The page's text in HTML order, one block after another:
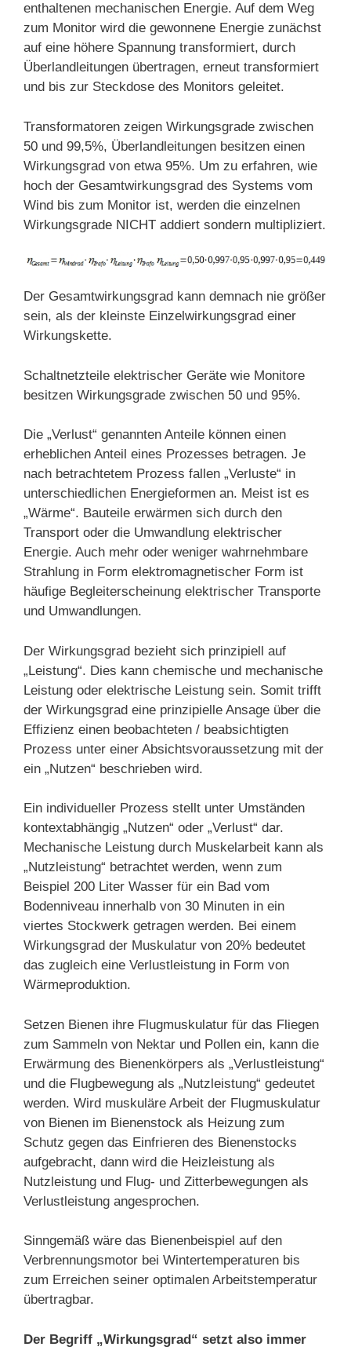
enthaltenen mechanischen Energie. Auf dem Weg
zum Monitor wird die gewonnene Energie zunächst
auf eine höhere Spannung transformiert, durch
Überlandleitungen übertragen, erneut transformiert
und bis zur Steckdose des Monitors geleitet.
Transformatoren zeigen Wirkungsgrade zwischen
50 und 99,5%, Überlandleitungen besitzen einen
Wirkungsgrad von etwa 95%. Um zu erfahren, wie
hoch der Gesamtwirkungsgrad des Systems vom
Wind bis zum Monitor ist, werden die einzelnen
Wirkungsgrade NICHT addiert sondern multipliziert.
Der Gesamtwirkungsgrad kann demnach nie größer
sein, als der kleinste Einzelwirkungsgrad einer
Wirkungskette.
Schaltnetzteile elektrischer Geräte wie Monitore
besitzen Wirkungsgrade zwischen 50 und 95%.
Die „Verlust“ genannten Anteile können einen
erheblichen Anteil eines Prozesses betragen. Je
nach betrachtetem Prozess fallen „Verluste“ in
unterschiedlichen Energieformen an. Meist ist es
„Wärme“. Bauteile erwärmen sich durch den
Transport oder die Umwandlung elektrischer
Energie. Auch mehr oder weniger wahrnehmbare
Strahlung in Form elektromagnetischer Form ist
häufige Begleiterscheinung elektrischer Transporte
und Umwandlungen.
Der Wirkungsgrad bezieht sich prinzipiell auf
„Leistung“. Dies kann chemische und mechanische
Leistung oder elektrische Leistung sein. Somit trifft
der Wirkungsgrad eine prinzipielle Ansage über die
Effizienz einen beobachteten / beabsichtigten
Prozess unter einer Absichtsvoraussetzung mit der
ein „Nutzen“ beschrieben wird.
Ein individueller Prozess stellt unter Umständen
kontextabhängig „Nutzen“ oder „Verlust“ dar.
Mechanische Leistung durch Muskelarbeit kann als
„Nutzleistung“ betrachtet werden, wenn zum
Beispiel 200 Liter Wasser für ein Bad vom
Bodenniveau innerhalb von 30 Minuten in ein
viertes Stockwerk getragen werden. Bei einem
Wirkungsgrad der Muskulatur von 20% bedeutet
das zugleich eine Verlustleistung in Form von
Wärmeproduktion.
Setzen Bienen ihre Flugmuskulatur für das Fliegen
zum Sammeln von Nektar und Pollen ein, kann die
Erwärmung des Bienenkörpers als „Verlustleistung“
und die Flugbewegung als „Nutzleistung“ gedeutet
werden. Wird muskuläre Arbeit der Flugmuskulatur
von Bienen im Bienenstock als Heizung zum
Schutz gegen das Einfrieren des Bienenstocks
aufgebracht, dann wird die Heizleistung als
Nutzleistung und Flug- und Zitterbewegungen als
Verlustleistung angesprochen.
Sinngemäß wäre das Bienenbeispiel auf den
Verbrennungsmotor bei Wintertemperaturen bis
zum Erreichen seiner optimalen Arbeitstemperatur
übertragbar.
Der Begriff „Wirkungsgrad“ setzt also immer